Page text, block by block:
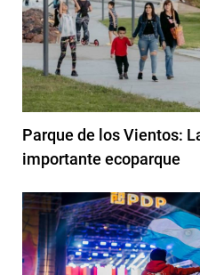
Parque de los Vientos:
importante ecoparque